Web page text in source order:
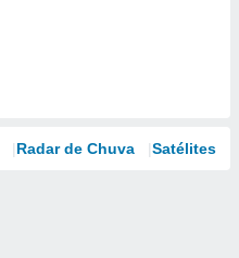
Radar de Chuva Satélites